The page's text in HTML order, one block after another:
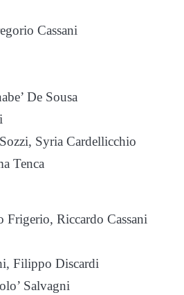
Cassani
De Sousa
Syria Cardellicchio
Tenca
Frigerio, Riccardo Cassani
Filippo Discardi
Salvagni